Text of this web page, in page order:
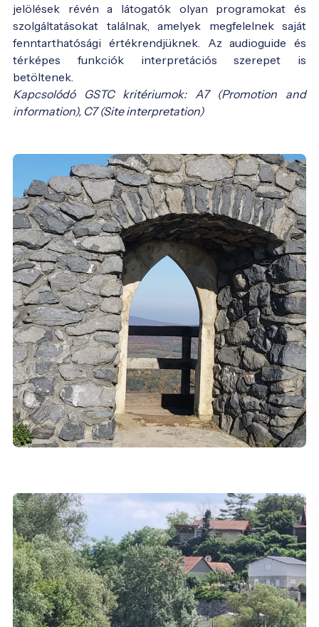
jelölések révén a látogatók olyan programokat és
szolgáltatásokat találnak, amelyek megfelelnek saját
fenntarthatósági értékrendjüknek. Az audioguide és
térképes funkciók interpretációs szerepet is
betöltenek.
Kapcsolódó GSTC kritériumok: A7 (Promotion and
information), C7 (Site interpretation)